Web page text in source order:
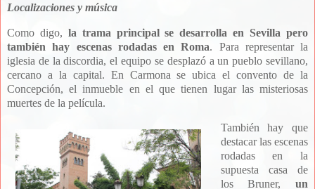
Localizaciones y música
Como digo, la trama principal se desarrolla en Sevilla pero
también hay escenas rodadas en Roma. Para representar la
iglesia de la discordia, el equipo se desplazó a un pueblo sevillano,
cercano a la capital. En Carmona se ubica el convento de la
Concepción, el inmueble en el que tienen lugar las misteriosas
muertes de la película.
También hay que
destacar las escenas
rodadas en la
supuesta casa de
los Bruner, un